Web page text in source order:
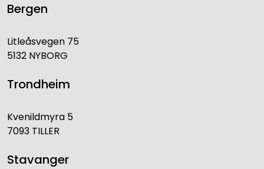
Bergen
Litleåsvegen 75
5132 NYBORG
Trondheim
Kvenildmyra 5
7093 TILLER
Stavanger